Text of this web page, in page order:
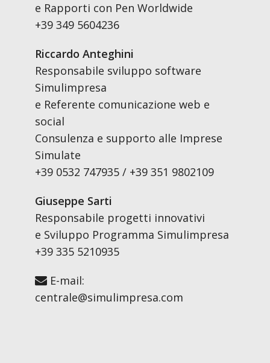
e Rapporti con Pen Worldwide
+39 349 5604236
Riccardo Anteghini
Responsabile sviluppo software
Simulimpresa
e Referente comunicazione web e
social
Consulenza e supporto alle Imprese
Simulate
+39 0532 747935 / +39 351 9802109
Giuseppe Sarti
Responsabile progetti innovativi
e Sviluppo Programma Simulimpresa
+39 335 5210935
E-mail:
centrale@simulimpresa.com